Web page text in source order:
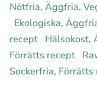
Nötfria, Äggfria,
Ekologiska,
recept Hälsokost,
Förrätts recept
Sockerfria, Förrätts